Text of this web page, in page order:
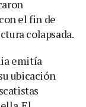
el fin de
colapsada.
emitía
ubicación